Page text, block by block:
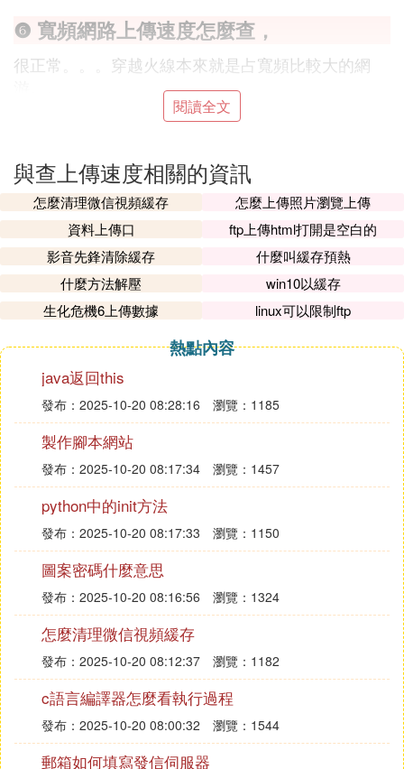
❻ 寬頻網路上傳速度怎麼查，
很正常。。。穿越火線本來就是占寬頻比較大的網
❼ 怎麼測上傳網速
1、可在電腦進入運行程序，輸入CMD，然後鍵入pin
g+空格+你的IP地址（+號無需輸入），按回車鍵就
可以了。
2、如果是聯通寬頻用戶，也可登陸網上營業廳www.
10010.com ，首頁點擊「我的聯通」-「便民服務」-
「寬頻測速」，即可根據頁面提示信息進行測速。也
可以使用寬頻號碼登錄聯通手機營業廳客戶端——查
詢——寬頻業務查詢——立即測試（「寬頻測速」業
務不支持免流）。
溫馨提示：以上路徑以網上營業廳實際顯示信息為
准。
❽ 怎麼測試上行寬頻網速
❾ 怎麼測試自己寬頻的上行速度
測試電腦的上傳速度,步驟如下：
1、在測試上傳速度之前，要盡量關閉一切正在耗費
網路的應用程序，如視頻客戶端、正在下載文件的下
載軟體（如迅雷、QQ旋風）等。
閱讀全文
與查上傳速度相關的資訊
怎麼清理微信視頻緩存
怎麼上傳照片瀏覽上傳
資料上傳口
ftp上傳html打開是空白的
影音先鋒清除緩存
什麼叫緩存預熱
什麼方法解壓
win10以緩存
生化危機6上傳數據
linux可以限制ftp
熱點內容
java返回this
發布：2025-10-20 08:28:16 瀏覽：1185
製作腳本網站
發布：2025-10-20 08:17:34 瀏覽：1457
python中的init方法
發布：2025-10-20 08:17:33 瀏覽：1150
圖案密碼什麼意思
發布：2025-10-20 08:16:56 瀏覽：1324
怎麼清理微信視頻緩存
發布：2025-10-20 08:12:37 瀏覽：1182
c語言編譯器怎麼看執行過程
發布：2025-10-20 08:00:32 瀏覽：1544
郵箱如何填寫發信伺服器